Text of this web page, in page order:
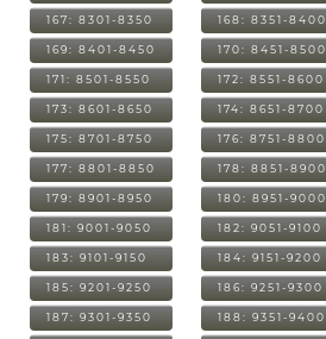
167: 8301-8350 168: 8351-8400
169: 8401-8450 170: 8451-8500
171: 8501-8550 172: 8551-8600
173: 8601-8650 174: 8651-8700
175: 8701-8750 176: 8751-8800
177: 8801-8850 178: 8851-8900
179: 8901-8950 180: 8951-9000
181: 9001-9050 182: 9051-9100
183: 9101-9150 184: 9151-9200
185: 9201-9250 186: 9251-9300
187: 9301-9350 188: 9351-9400